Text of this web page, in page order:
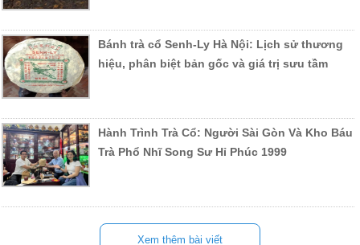
Bánh trà cổ Senh-Ly Hà Nội: Lịch sử thương
hiệu, phân biệt bản gốc và giá trị sưu tầm
Hành Trình Trà Cổ: Người Sài Gòn Và Kho Báu
Trà Phổ Nhĩ Song Sư Hỉ Phúc 1999
Xem thêm bài viết